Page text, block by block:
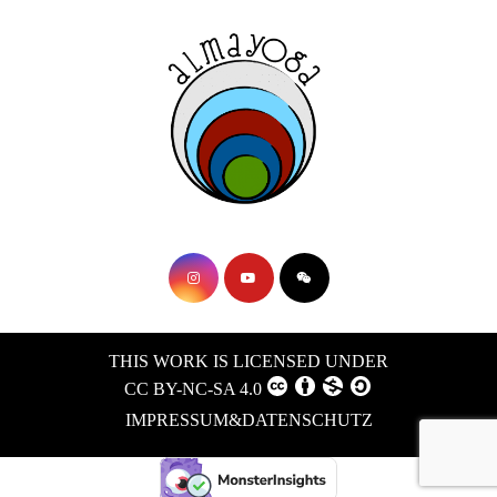
THIS WORK IS LICENSED UNDER
CC BY-NC-SA 4.0
IMPRESSUM&DATENSCHUTZ